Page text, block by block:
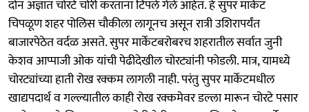
दोन अज्ञात चोरटे चोरी करताना टिपले गेले आहेत. हे सुपर मार्केट
चिपळूण शहर पोलिस चौकीला लागूनच असून रात्री उशिरापर्यंत
बाजारपेठेत वर्दळ असते. सुपर मार्केटबरोबरच शहरातील सर्वात जुनी
केशव आप्पाजी ओक यांची पेढीदेखील चोरट्यांनी फोडली. मात्र, यामध्ये
चोरट्यांच्या हाती रोख रक्कम लागली नाही. परंतु सुपर मार्केटमधील
खाद्यपदार्थ व गल्ल्यातील काही रोख रक्कमेवर डल्ला मारून चोरटे पसार